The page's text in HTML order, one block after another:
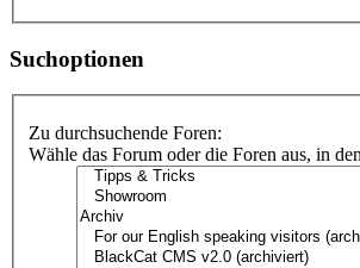
Suchoptionen
Zu durchsuchende Foren:
Wähle das Forum oder die Foren aus, in